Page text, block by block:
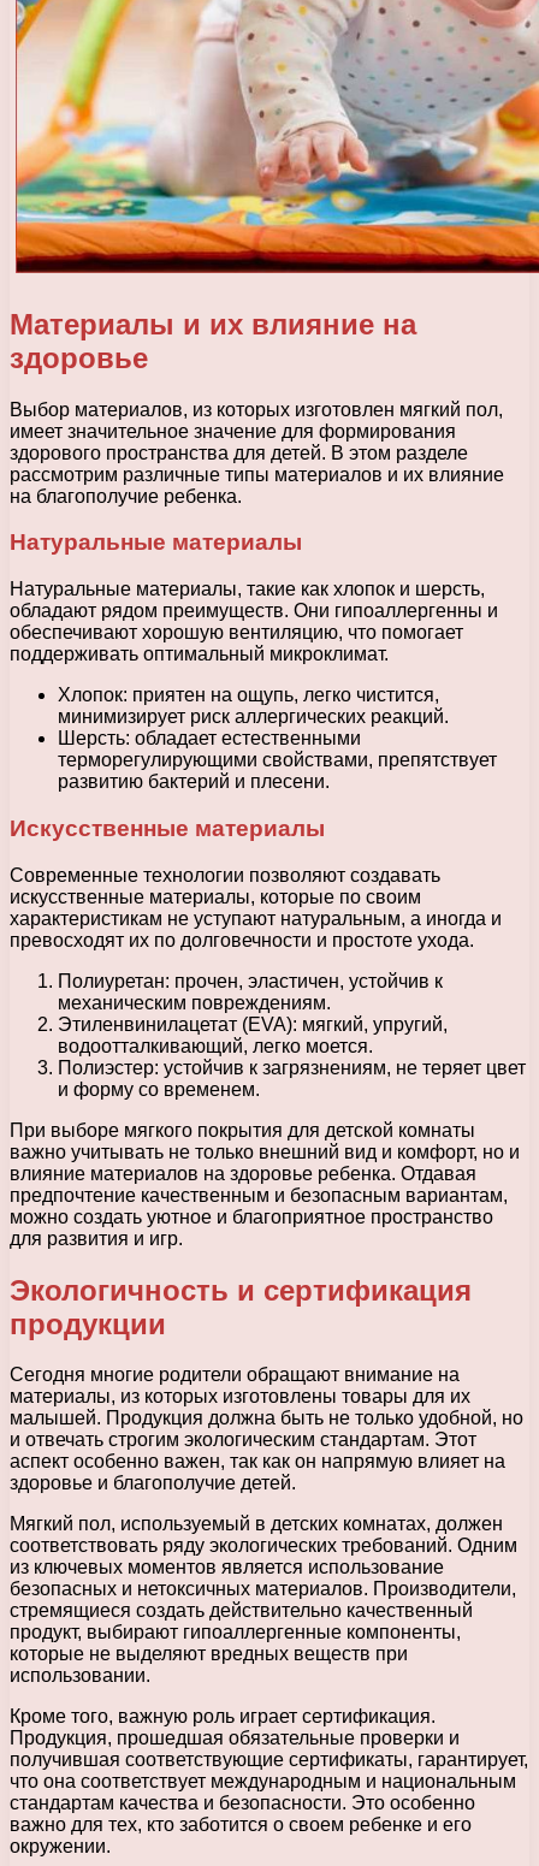
Материалы и их влияние на
здоровье
Выбор материалов, из которых изготовлен мягкий пол,
имеет значительное значение для формирования
здорового пространства для детей. В этом разделе
рассмотрим различные типы материалов и их влияние
на благополучие ребенка.
Натуральные материалы
Натуральные материалы, такие как хлопок и шерсть,
обладают рядом преимуществ. Они гипоаллергенны и
обеспечивают хорошую вентиляцию, что помогает
поддерживать оптимальный микроклимат.
Хлопок: приятен на ощупь, легко чистится,
минимизирует риск аллергических реакций.
Шерсть: обладает естественными
терморегулирующими свойствами, препятствует
развитию бактерий и плесени.
Искусственные материалы
Современные технологии позволяют создавать
искусственные материалы, которые по своим
характеристикам не уступают натуральным, а иногда и
превосходят их по долговечности и простоте ухода.
Полиуретан: прочен, эластичен, устойчив к
механическим повреждениям.
Этиленвинилацетат (EVA): мягкий, упругий,
водоотталкивающий, легко моется.
Полиэстер: устойчив к загрязнениям, не теряет цвет
и форму со временем.
При выборе мягкого покрытия для детской комнаты
важно учитывать не только внешний вид и комфорт, но и
влияние материалов на здоровье ребенка. Отдавая
предпочтение качественным и безопасным вариантам,
можно создать уютное и благоприятное пространство
для развития и игр.
Экологичность и сертификация
продукции
Сегодня многие родители обращают внимание на
материалы, из которых изготовлены товары для их
малышей. Продукция должна быть не только удобной, но
и отвечать строгим экологическим стандартам. Этот
аспект особенно важен, так как он напрямую влияет на
здоровье и благополучие детей.
Мягкий пол, используемый в детских комнатах, должен
соответствовать ряду экологических требований. Одним
из ключевых моментов является использование
безопасных и нетоксичных материалов. Производители,
стремящиеся создать действительно качественный
продукт, выбирают гипоаллергенные компоненты,
которые не выделяют вредных веществ при
использовании.
Кроме того, важную роль играет сертификация.
Продукция, прошедшая обязательные проверки и
получившая соответствующие сертификаты, гарантирует,
что она соответствует международным и национальным
стандартам качества и безопасности. Это особенно
важно для тех, кто заботится о своем ребенке и его
окружении.